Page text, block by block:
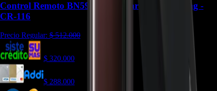
Control Remoto BN59-01311F Para TV Samsung -
CR-116
Precio Regular: $512.000
$ 320.000
$ 288.000